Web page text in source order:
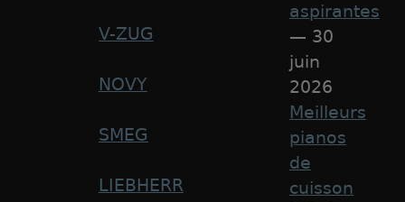
V-ZUG
NOVY
SMEG
LIEBHERR
aspirantes
— 30
juin
2026
Meilleurs
pianos
de
cuisson